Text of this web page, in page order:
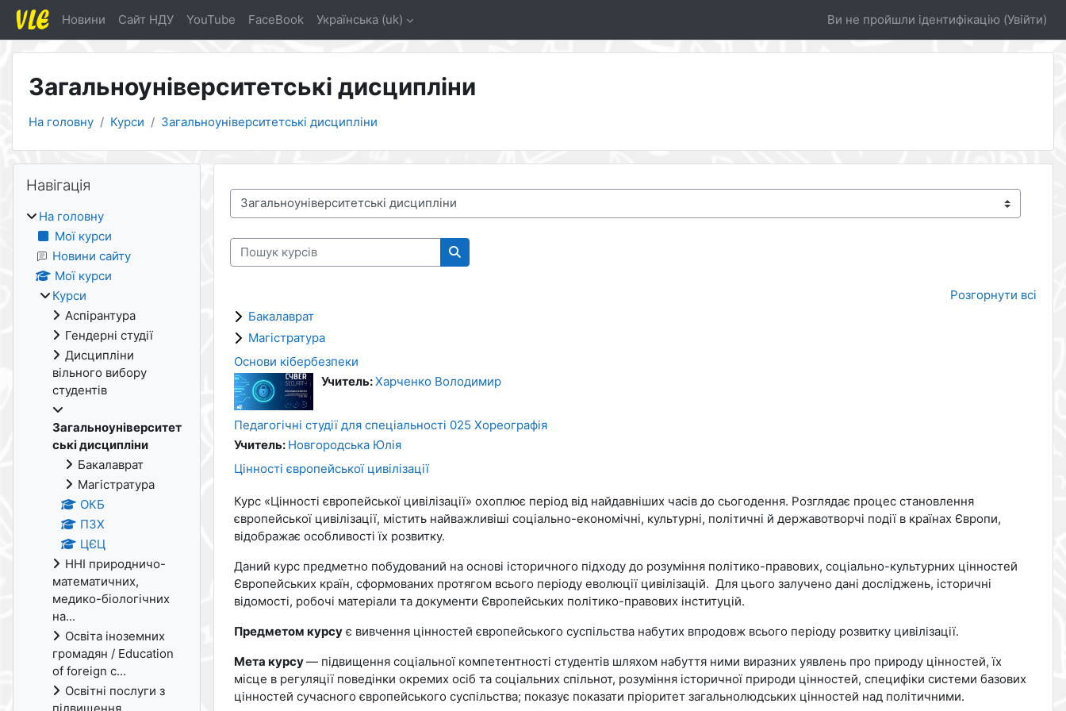
Перейти до головного вмісту
Новини Cайт НДУ YouTube FaceBook Українська ‎(uk)‎ Ви не пройшли ідентифікацію (Увійти)
Загальноуніверситетські дисципліни
На головну Курси Загальноуніверситетські дисципліни
Категорії курсів
Пошук курсів
Пошук курсів
Розгорнути всі
Бакалаврат
Магістратура
Основи кібербезпеки
Учитель:Харченко Володимир
Педагогічні студії для спеціальності 025 Хореографія
Учитель: Новгородська Юлія
Цінності європейської цивілізації
Курс «Цінності європейської цивілізації» охоплює період від найдавніших часів до сьогодення. Розглядає процес становлення
європейської цивілізації, містить найважливіші соціально-економічні, культурні, політичні й державотворчі події в країнах Європи,
відображає особливості їх розвитку.
Даний курс предметно побудований на основі історичного підходу до розуміння політико-правових, соціально-культурних цінностей
Європейських країн, сформованих протягом всього періоду еволюції цивілізацій. Для цього залучено дані досліджень, історичні
відомості, робочі матеріали та документи Європейських політико-правових інституцій.
Предметом курсує вивчення цінностей європейського суспільства набутих впродовж всього періоду розвитку цивілізації.
Мета курсу— підвищення соціальної компетентності студентів шляхом набуття ними виразних уявлень про природу цінностей, їх
місце в регуляції поведінки окремих осіб та соціальних спільнот, розуміння історичної природи цінностей, специфіки системи базових
цінностей сучасного європейського суспільства; показує показати пріоритет загальнолюдських цінностей над політичними.
Блоки
Навігація
На головну
Мої курси
Новини сайту
Мої курси
Курси
Аспірантура
Гендерні студії
Дисципліни
вільного вибору
студентів
Загальноуніверситет
ські дисципліни
Бакалаврат
Магістратура
ОКБ
ПЗХ
ЦЄЦ
ННІ природничо-
математичних,
медико-біологічних
на...
Освіта іноземних
громадян / Education
of foreign c...
Освітні послуги з